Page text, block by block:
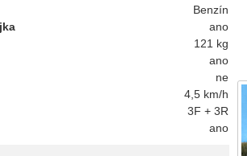
Benzín
ano
121 kg
ano
ne
4,5 km/h
3F + 3R
ano